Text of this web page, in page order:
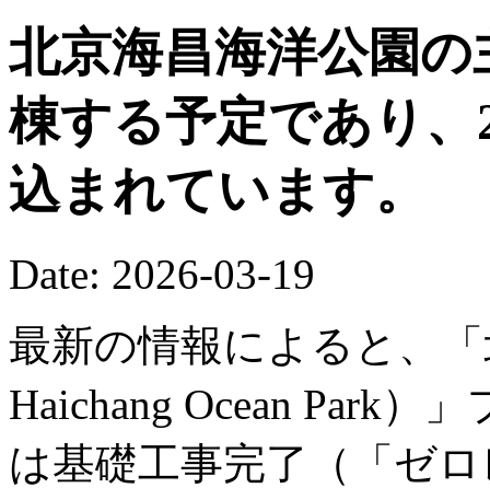
北京海昌海洋公園
棟する予定であり
込まれています。
Date: 2026-03-19
最新の情報によると、
Haichang Ocean Park）
は基礎工事完了（「ゼ